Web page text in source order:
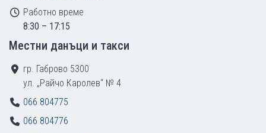
Работно време
8:30 – 17:15
Местни данъци и такси
гр. Габрово 5300
ул. „Райчо Каролев“ № 4
066 804775
066 804776